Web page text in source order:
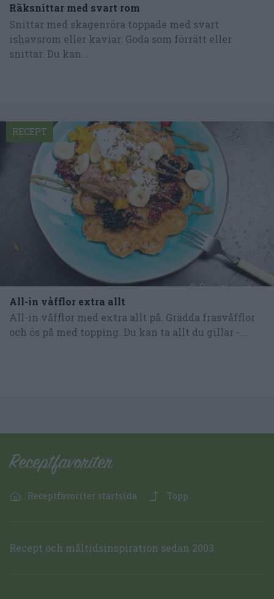
Räksnittar med svart rom
Snittar med skagenröra toppade med svart
ishavsrom eller kaviar. Goda som förrätt eller
snittar. Du kan...
All-in våfflor extra allt
All-in våfflor med extra allt på. Grädda frasvåfflor
och ös på med topping. Du kan ta allt du gillar -...
RECEPT
Receptfavoriter startsida Topp
Recept och måltidsinspiration sedan 2003.